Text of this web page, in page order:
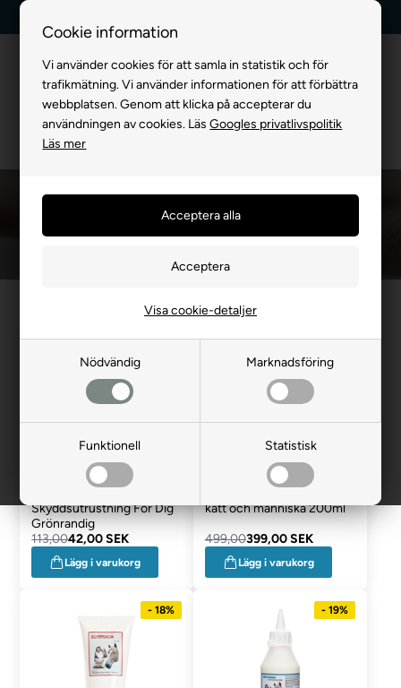
Cookie information
Vi använder cookies för att samla in statistik och för
trafikmätning. Vi använder informationen för att förbättra
webbplatsen. Genom att klicka på accepterar du
användningen av cookies. LäsGoogles privatlivspolitik
Läs mer
Nödvändig Marknadsföring
Funktionell Statistisk
Visa cookie-detaljer
Hälsa och Energi
Framsida»VI MED HUND»Hälsa och Energi
Skyddsutrustning För Dig
Grönrandig
113,0042,00 SEK
Lägg i varukorg
katt och människa 200ml
499,00399,00 SEK
Lägg i varukorg
- 18% - 19%